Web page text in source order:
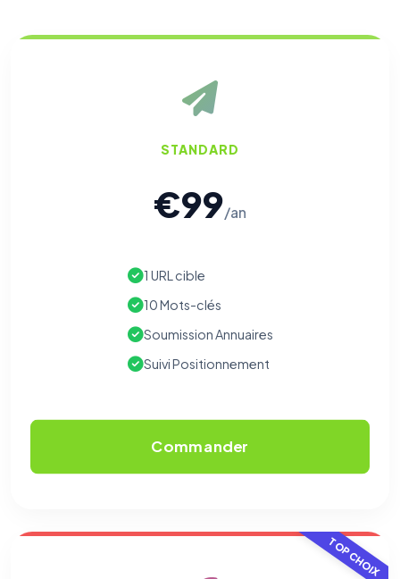
STANDARD
€99/an
1 URL cible
10 Mots-clés
Soumission Annuaires
Suivi Positionnement
Commander
TOP CHOIX
peuvent pas être désactivés.
(pages visitées, durée de visite) pour l'améliorer. Données